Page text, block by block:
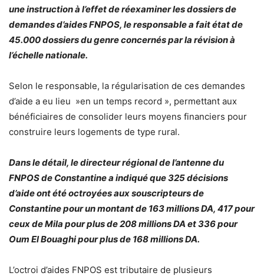
une instruction à l’effet de réexaminer les dossiers de
demandes d’aides FNPOS, le responsable a fait état de
45.000 dossiers du genre concernés par la révision à
l’échelle nationale.
Selon le responsable, la régularisation de ces demandes
d’aide a eu lieu »en un temps record », permettant aux
bénéficiaires de consolider leurs moyens financiers pour
construire leurs logements de type rural.
Dans le détail, le directeur régional de l’antenne du
FNPOS de Constantine a indiqué que 325 décisions
d’aide ont été octroyées aux souscripteurs de
Constantine pour un montant de 163 millions DA, 417 pour
ceux de Mila pour plus de 208 millions DA et 336 pour
Oum El Bouaghi pour plus de 168 millions DA.
L’octroi d’aides FNPOS est tributaire de plusieurs